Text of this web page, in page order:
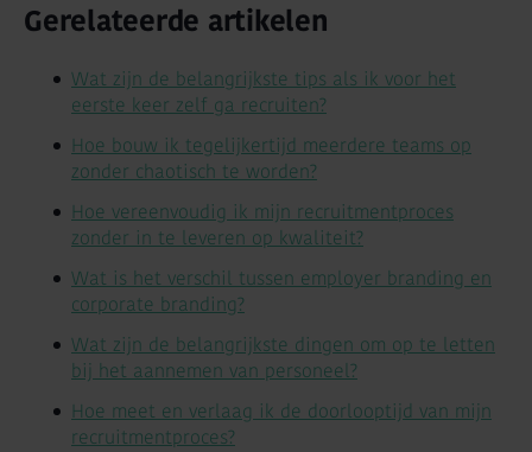
Gerelateerde artikelen
Wat zijn de belangrijkste tips als ik voor het
eerste keer zelf ga recruiten?
Hoe bouw ik tegelijkertijd meerdere teams op
zonder chaotisch te worden?
Hoe vereenvoudig ik mijn recruitmentproces
zonder in te leveren op kwaliteit?
Wat is het verschil tussen employer branding en
corporate branding?
Wat zijn de belangrijkste dingen om op te letten
bij het aannemen van personeel?
Hoe meet en verlaag ik de doorlooptijd van mijn
recruitmentproces?